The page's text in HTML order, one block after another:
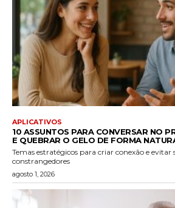
APLICATIVOS
10 ASSUNTOS PARA CONVERSAR NO
E QUEBRAR O GELO DE FORMA
Temas estratégicos para criar conexão e evitar
constrangedores
agosto 1, 2026